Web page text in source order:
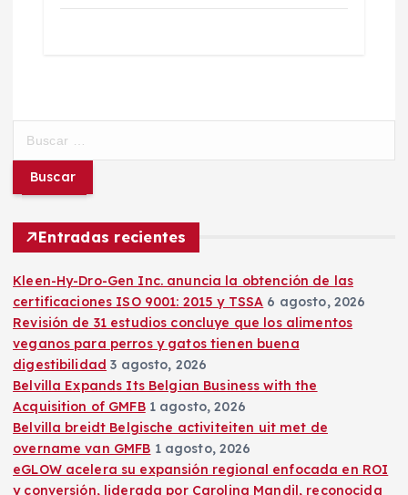
c
:
Entradas recientes
Kleen-Hy-Dro-Gen Inc. anuncia la obtención de las
certificaciones ISO 9001: 2015 y TSSA 6 agosto, 2026
Revisión de 31 estudios concluye que los alimentos
veganos para perros y gatos tienen buena
digestibilidad 3 agosto, 2026
Belvilla Expands Its Belgian Business with the
Acquisition of GMFB 1 agosto, 2026
Belvilla breidt Belgische activiteiten uit met de
overname van GMFB 1 agosto, 2026
eGLOW acelera su expansión regional enfocada en ROI
y conversión, liderada por Carolina Mandil, reconocida